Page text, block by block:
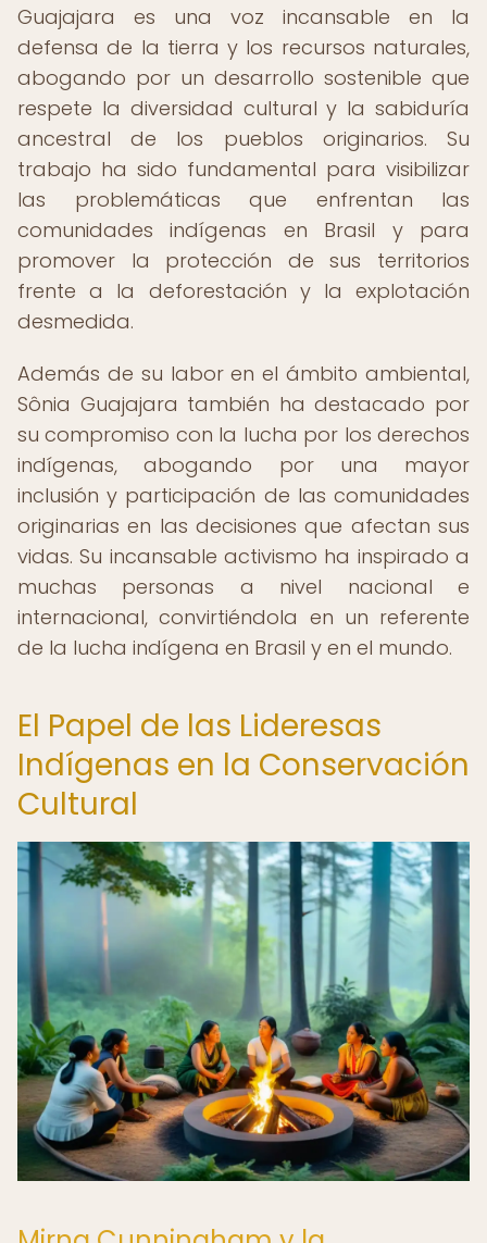
Guajajara es una voz incansable en la
defensa de la tierra y los recursos naturales,
abogando por un desarrollo sostenible que
respete la diversidad cultural y la sabiduría
ancestral de los pueblos originarios. Su
trabajo ha sido fundamental para visibilizar
las problemáticas que enfrentan las
comunidades indígenas en Brasil y para
promover la protección de sus territorios
frente a la deforestación y la explotación
desmedida.
Además de su labor en el ámbito ambiental,
Sônia Guajajara también ha destacado por
su compromiso con la lucha por los derechos
indígenas, abogando por una mayor
inclusión y participación de las comunidades
originarias en las decisiones que afectan sus
vidas. Su incansable activismo ha inspirado a
muchas personas a nivel nacional e
internacional, convirtiéndola en un referente
de la lucha indígena en Brasil y en el mundo.
El Papel de las Lideresas
Indígenas en la Conservación
Cultural